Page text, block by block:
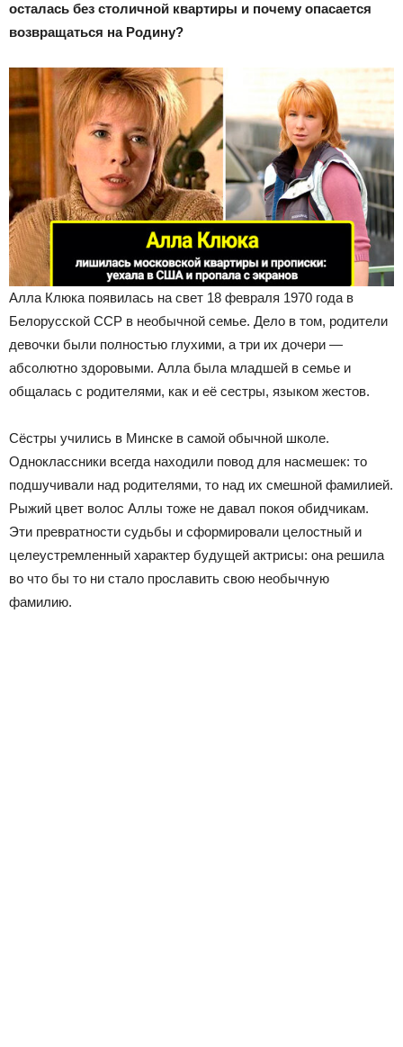
осталась без столичной квартиры и почему опасается
возвращаться на Родину?
Алла Клюка появилась на свет 18 февраля 1970 года в
Белорусской ССР в необычной семье. Дело в том, родители
девочки были полностью глухими, а три их дочери —
абсолютно здоровыми. Алла была младшей в семье и
общалась с родителями, как и её сестры, языком жестов.
Сёстры учились в Минске в самой обычной школе.
Одноклассники всегда находили повод для насмешек: то
подшучивали над родителями, то над их смешной фамилией.
Рыжий цвет волос Аллы тоже не давал покоя обидчикам.
Эти превратности судьбы и сформировали целостный и
целеустремленный характер будущей актрисы: она решила
во что бы то ни стало прославить свою необычную
фамилию.